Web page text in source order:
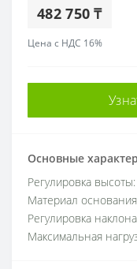
482 750 ₸
Цена с НДС 16%
Основные
Регулировка высоты:
Материал
Регулировка
Максимальная